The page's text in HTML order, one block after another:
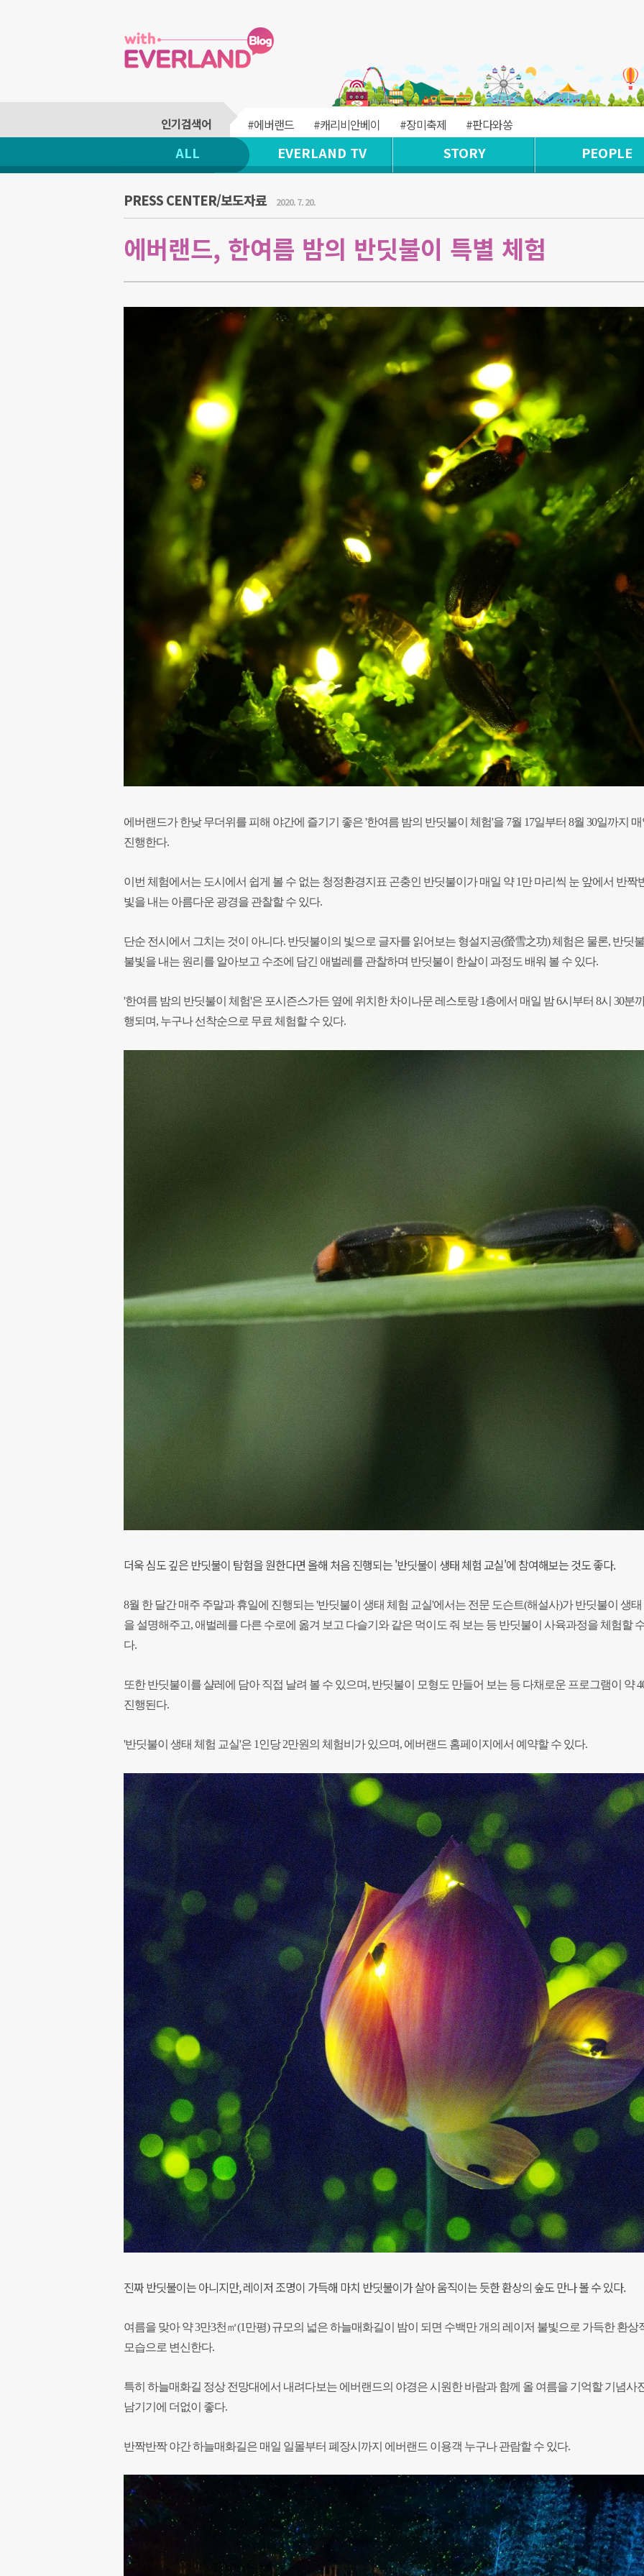
#에버랜드 #캐리비안베이 #장미축제 #판다와쏭
ALL EVERLAND TV STORY PEOPLE
PRESS CENTER/보도자료 2020. 7. 20.
에버랜드, 한여름 밤의 반딧불이 특별 체험
에버랜드가 한낮 무더위를 피해 야간에 즐기기 좋은 '한여름 밤의 반딧불이 체험'을 7월 17일부터 8월 30일까지
진행한다.
이번 체험에서는 도시에서 쉽게 볼 수 없는 청정환경지표 곤충인 반딧불이가 매일 약 1만 마리씩 눈 앞에서 반짝
빛을 내는 아름다운 광경을 관찰할 수 있다.
단순 전시에서 그치는 것이 아니다. 반딧불이의 빛으로 글자를 읽어보는 형설지공(螢雪之功) 체험은 물론, 반딧
불빛을 내는 원리를 알아보고 수조에 담긴 애벌레를 관찰하며 반딧불이 한살이 과정도 배워 볼 수 있다.
'한여름 밤의 반딧불이 체험'은 포시즌스가든 옆에 위치한 차이나문 레스토랑 1층에서 매일 밤 6시부터 8시 30분
행되며, 누구나 선착순으로 무료 체험할 수 있다.
더욱 심도 깊은 반딧불이 탐험을 원한다면 올해 처음 진행되는 '반딧불이 생태 체험 교실'에 참여해보는 것도 좋다.
8월 한 달간 매주 주말과 휴일에 진행되는 '반딧불이 생태 체험 교실'에서는 전문 도슨트(해설사)가 반딧불이 생
을 설명해주고, 애벌레를 다른 수로에 옮겨 보고 다슬기와 같은 먹이도 줘 보는 등 반딧불이 사육과정을 체험할
다.
또한 반딧불이를 샬레에 담아 직접 날려 볼 수 있으며, 반딧불이 모형도 만들어 보는 등 다채로운 프로그램이 약
진행된다.
'반딧불이 생태 체험 교실'은 1인당 2만원의 체험비가 있으며, 에버랜드 홈페이지에서 예약할 수 있다.
진짜 반딧불이는 아니지만, 레이저 조명이 가득해 마치 반딧불이가 살아 움직이는 듯한 환상의 숲도 만나 볼 수 있다.
여름을 맞아 약 3만3천㎡(1만평) 규모의 넓은 하늘매화길이 밤이 되면 수백만 개의 레이저 불빛으로 가득한 환상
모습으로 변신한다.
특히 하늘매화길 정상 전망대에서 내려다보는 에버랜드의 야경은 시원한 바람과 함께 올 여름을 기억할 기념사
남기기에 더없이 좋다.
반짝반짝 야간 하늘매화길은 매일 일몰부터 폐장시까지 에버랜드 이용객 누구나 관람할 수 있다.